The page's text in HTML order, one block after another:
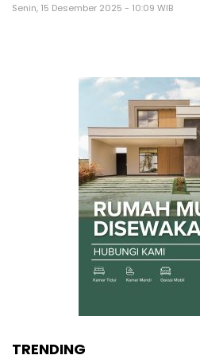
Senin, 15 Desember 2025 - 10:09 WIB
TRENDING